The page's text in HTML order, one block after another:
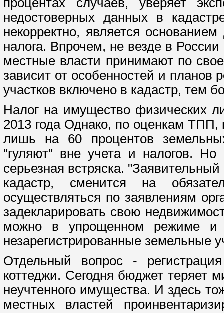
недостоверных данных в
некорректно, является
налога. Впрочем, не везде в
местные власти принимают по
зависит от особенностей и
участков включено в кадастр, тем
Налог на имущество физических
2013 года Однако, по оценкам ТПП,
лишь на 60 процентов
"гуляют" вне учета и налогов. Но
серьезная встряска.
кадастр, сменится на
осуществляться по заявлениям
задекларировать свою
можно в упрощенном режиме и
незарегистрированные земельные
Отдельный вопрос -
коттеджи. Сегодня бюджет теряет
неучтенного имущества. И здесь
местных властей